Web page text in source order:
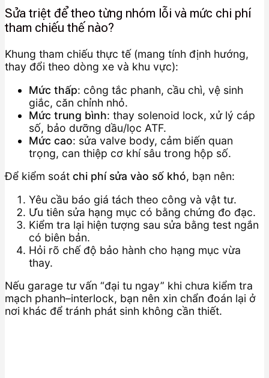
Sửa triệt để theo từng nhóm lỗi và mức chi phí
tham chiếu thế nào?
Khung tham chiếu thực tế (mang tính định hướng,
thay đổi theo dòng xe và khu vực):
Mức thấp: công tắc phanh, cầu chì, vệ sinh
giắc, căn chỉnh nhỏ.
Mức trung bình: thay solenoid lock, xử lý cáp
số, bảo dưỡng dầu/lọc ATF.
Mức cao: sửa valve body, cảm biến quan
trọng, can thiệp cơ khí sâu trong hộp số.
Để kiểm soát chi phí sửa vào số khó, bạn nên:
Yêu cầu báo giá tách theo công và vật tư.
Ưu tiên sửa hạng mục có bằng chứng đo đạc.
Kiểm tra lại hiện tượng sau sửa bằng test ngắn
có biên bản.
Hỏi rõ chế độ bảo hành cho hạng mục vừa
thay.
Nếu garage tư vấn “đại tu ngay” khi chưa kiểm tra
mạch phanh–interlock, bạn nên xin chẩn đoán lại ở
nơi khác để tránh phát sinh không cần thiết.